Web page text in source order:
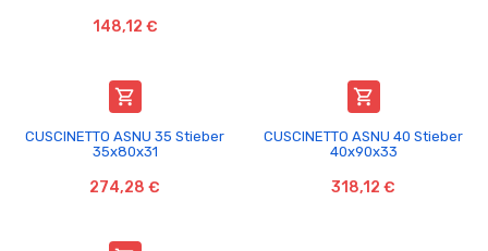
148,12 €

CUSCINETTO ASNU 35 Stieber
35x80x31
274,28 €

CUSCINETTO ASNU 40 Stieber
40x90x33
318,12 €